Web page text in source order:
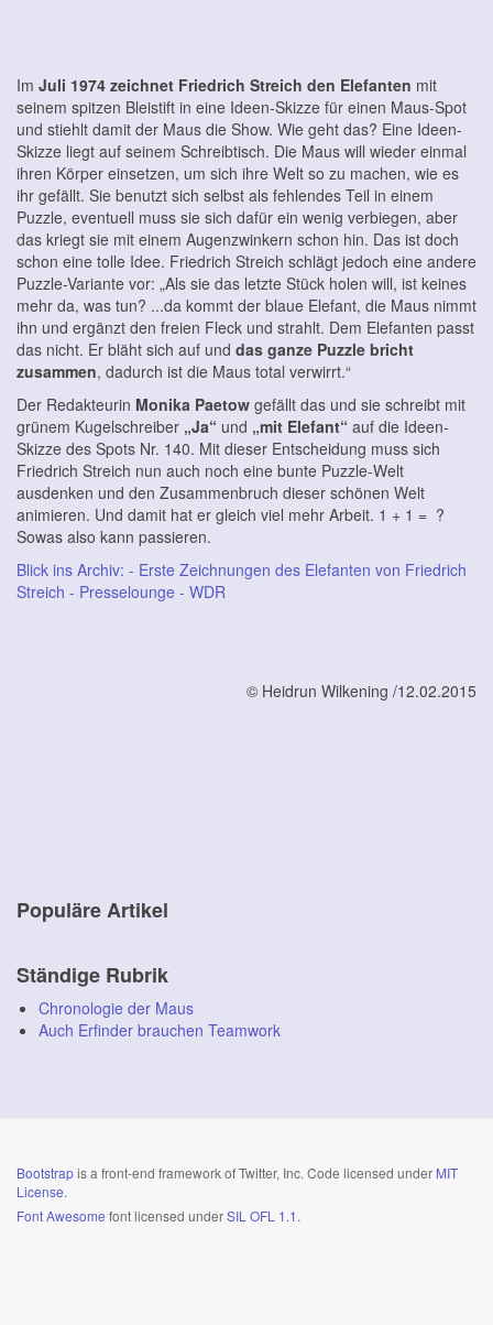
Im Juli 1974 zeichnet Friedrich Streich den Elefanten mit
seinem spitzen Bleistift in eine Ideen-Skizze für einen Maus-Spot
und stiehlt damit der Maus die Show. Wie geht das? Eine Ideen-
Skizze liegt auf seinem Schreibtisch. Die Maus will wieder einmal
ihren Körper einsetzen, um sich ihre Welt so zu machen, wie es
ihr gefällt. Sie benutzt sich selbst als fehlendes Teil in einem
Puzzle, eventuell muss sie sich dafür ein wenig verbiegen, aber
das kriegt sie mit einem Augenzwinkern schon hin. Das ist doch
schon eine tolle Idee. Friedrich Streich schlägt jedoch eine andere
Puzzle-Variante vor: „Als sie das letzte Stück holen will, ist keines
mehr da, was tun? ...da kommt der blaue Elefant, die Maus nimmt
ihn und ergänzt den freien Fleck und strahlt. Dem Elefanten passt
das nicht. Er bläht sich auf und das ganze Puzzle bricht
zusammen, dadurch ist die Maus total verwirrt.“
Der Redakteurin Monika Paetow gefällt das und sie schreibt mit
grünem Kugelschreiber „Ja“ und „mit Elefant“ auf die Ideen-
Skizze des Spots Nr. 140. Mit dieser Entscheidung muss sich
Friedrich Streich nun auch noch eine bunte Puzzle-Welt
ausdenken und den Zusammenbruch dieser schönen Welt
animieren. Und damit hat er gleich viel mehr Arbeit. 1 + 1 = ?
Sowas also kann passieren.
Blick ins Archiv: - Erste Zeichnungen des Elefanten von Friedrich
Streich - Presselounge - WDR
© Heidrun Wilkening /12.02.2015
Populäre Artikel
Ständige Rubrik
Chronologie der Maus
Auch Erfinder brauchen Teamwork
Bootstrapis a front-end framework of Twitter, Inc. Code licensed under MIT
License.
Font Awesome font licensed underSIL OFL 1.1.